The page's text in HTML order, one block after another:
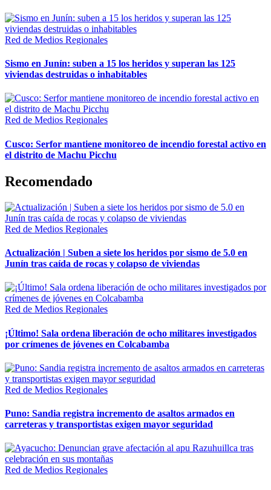
Red de Medios Regionales
Sismo en Junín: suben a 15 los heridos y superan las 125
viviendas destruidas o inhabitables
Red de Medios Regionales
Cusco: Serfor mantiene monitoreo de incendio forestal activo en
el distrito de Machu Picchu
Recomendado
Red de Medios Regionales
Actualización | Suben a siete los heridos por sismo de 5.0 en
Junín tras caída de rocas y colapso de viviendas
Red de Medios Regionales
¡Último! Sala ordena liberación de ocho militares investigados
por crímenes de jóvenes en Colcabamba
Red de Medios Regionales
Puno: Sandia registra incremento de asaltos armados en
carreteras y transportistas exigen mayor seguridad
Red de Medios Regionales